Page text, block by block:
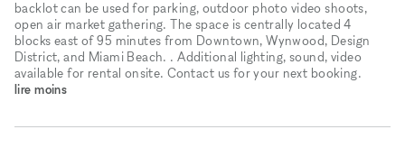
backlot can be used for parking, outdoor photo video shoots,
open air market gathering. The space is centrally located 4
blocks east of 95 minutes from Downtown, Wynwood, Design
District, and Miami Beach. . Additional lighting, sound, video
available for rental onsite. Contact us for your next booking.
lire moins